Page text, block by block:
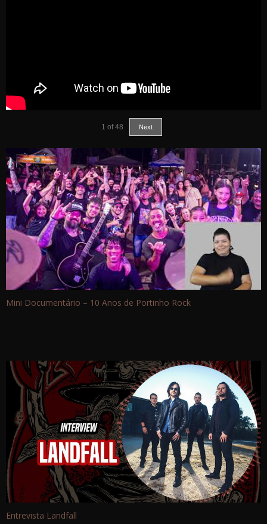
1 of 48 Next
Mini Documentário – 10 Anos de Portinho Rock
Entrevista Landfall